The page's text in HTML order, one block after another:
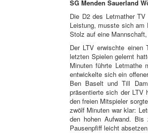
SG Menden Sauerland
Die D2 des Letmather
Leistung, musste sich am
Stolz auf eine
Der LTV erwischte
letzten Spielen gelernt
Minuten führte Letmathe
entwickelte sich ein
Ben Baselt und Till
präsentierte sich der LTV
den freien Mitspieler
zwölf Minuten war klar:
den hohen Aufwand.
Pausenpfiff leicht